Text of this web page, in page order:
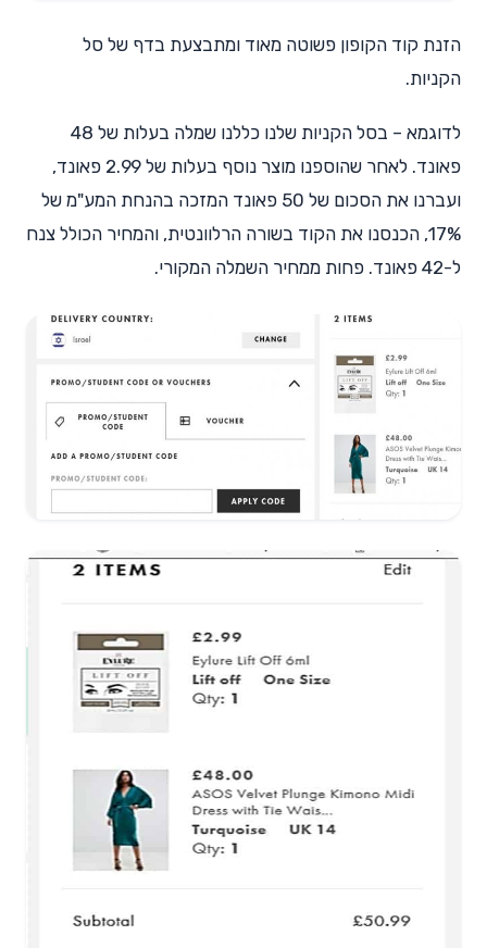
הזנת קוד הקופון פשוטה מאוד ומתבצעת בדף של סל
הקניות.
לדוגמא – בסל הקניות שלנו כללנו שמלה בעלות של 48
פאונד. לאחר שהוספנו מוצר נוסף בעלות של 2.99 פאונד,
ועברנו את הסכום של 50 פאונד המזכה בהנחת המע"מ של
17%, הכנסנו את הקוד בשורה הרלוונטית, והמחיר הכולל צנח
ל-42 פאונד. פחות ממחיר השמלה המקורי.